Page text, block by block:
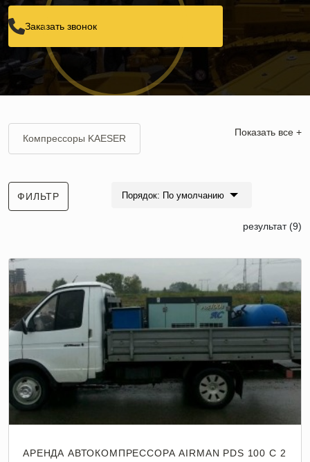
Заказать звонок
Компрессоры KAESER
Компрессоры дизельные
Показать все +
ФИЛЬТР Порядок: По умолчанию
результат (9)
АРЕНДА АВТОКОМПРЕССОРА AIRMAN PDS 100 С 2